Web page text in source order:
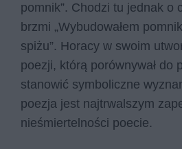
pomnik”. Chodzi tu jednak o
brzmi „Wybudowałem
spiżu”. Horacy w swoim
poezji, którą porównywał do
stanowić symboliczne
poezja jest najtrwalszym
nieśmiertelności poecie.